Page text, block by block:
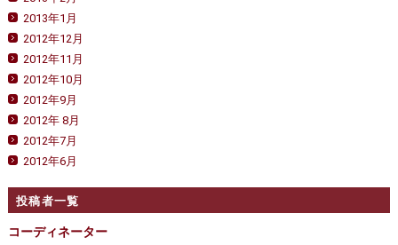
2013年1月
2012年12月
2012年11月
2012年10月
2012年9月
2012年 8月
2012年7月
2012年6月
投稿者一覧
コーディネーター